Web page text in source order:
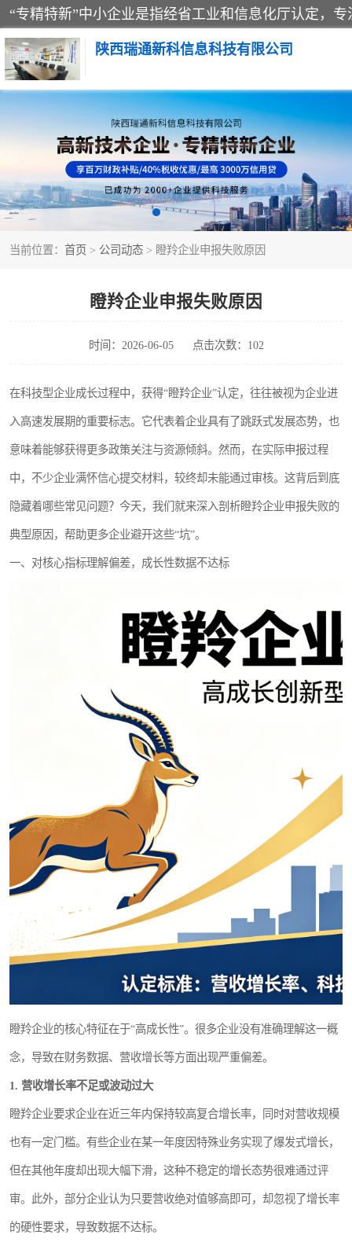
陕西瑞通新科信息科技有限公司
当前位置： 首页 > 公司动态 > 瞪羚企业申报失败原因
瞪羚企业申报失败原因
时间：2026-06-05 点击次数：102
在科技型企业成长过程中，获得“瞪羚企业”认定，往往被视为企业进
入高速发展期的重要标志。它代表着企业具有了跳跃式发展态势，也
意味着能够获得更多政策关注与资源倾斜。然而，在实际申报过程
中，不少企业满怀信心提交材料，较终却未能通过审核。这背后到底
隐藏着哪些常见问题？今天，我们就来深入剖析瞪羚企业申报失败的
典型原因，帮助更多企业避开这些“坑”。
一、对核心指标理解偏差，成长性数据不达标
瞪羚企业的核心特征在于“高成长性”。很多企业没有准确理解这一概
念，导致在财务数据、营收增长等方面出现严重偏差。
1. 营收增长率不足或波动过大
瞪羚企业要求企业在近三年内保持较高复合增长率，同时对营收规模
也有一定门槛。有些企业在某一年度因特殊业务实现了爆发式增长，
但在其他年度却出现大幅下滑，这种不稳定的增长态势很难通过评
审。此外，部分企业认为只要营收绝对值够高即可，却忽视了增长率
的硬性要求，导致数据不达标。